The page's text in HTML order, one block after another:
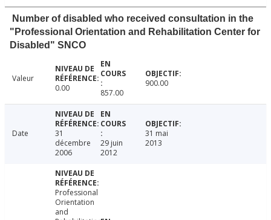
Number of disabled who received consultation in the
"Professional Orientation and Rehabilitation Center for
Disabled" SNCO
Valeur
0.00
857.00
900.00
Date
31
décembre
2006
29 juin
2012
31 mai
2013
Professional
Orientation
and